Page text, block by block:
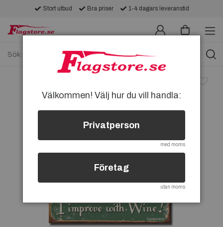
Stort utbud Bra priser 1-4 dagars leveranstid
Välkommen! Välj hur du vill handla:
Privatperson
med moms
Företag
utan moms